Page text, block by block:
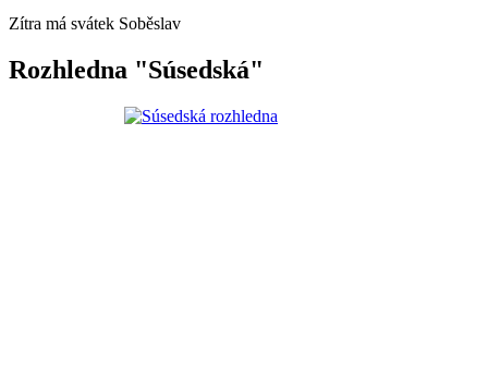
Zítra má svátek Soběslav
Rozhledna "Súsedská"